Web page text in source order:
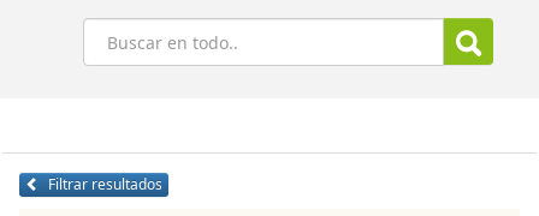
Buscar
Filtrar resultados